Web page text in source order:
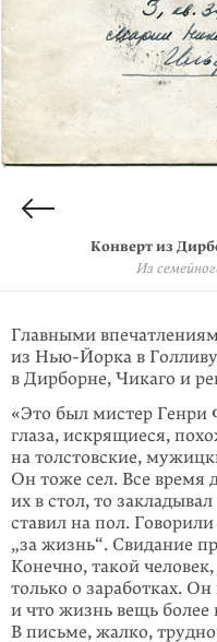
Конверт из
Из
Письмо из
Из
Письмо из
Из
Главными
из Нью-Йорка в
в Дирборне, Чикаго и
«Это был мистер Генри
глаза, искря­щиеся,
на толстовские,
Он тоже сел. Все время
их в стол, то
ставил на пол.
„за жизнь“. Свидание
Конечно, такой
только о заработках.
и что жизнь вещь
В письме, жалко,